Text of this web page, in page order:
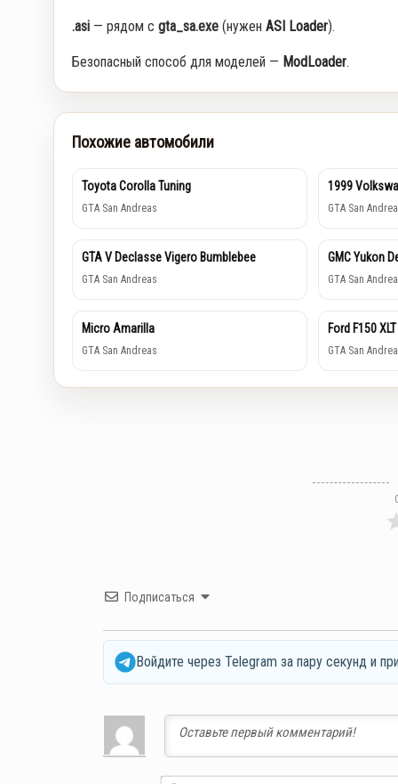
.asi — рядом с gta_sa.exe (нужен ASI Loader).
Безопасный способ для моделей — ModLoader.
Похожие автомобили
Toyota Corolla Tuning
GTA San Andreas
1999
GTA San
GTA V Declasse Vigero Bumblebee
GTA San Andreas
GMC Yukon
GTA San
Micro Amarilla
GTA San Andreas
Ford F150 XLT
GTA San
Подписаться
Войдите через Telegram за пару секунд и